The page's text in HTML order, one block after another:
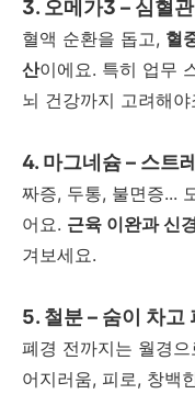
3. 오메가3 – 심혈
혈액 순환을 돕고, 혈
산이에요. 특히 업무
뇌 건강까지 고려해야
4. 마그네슘– 스트
짜증, 두통, 불면증...
어요. 근육 이완과 신
겨보세요.
5. 철분– 숨이 차고
폐경 전까지는 월경으
어지러움, 피로, 창백